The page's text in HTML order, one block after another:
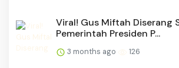
Viral! Gus Miftah Diserang
Pemerintah Presiden P...
3 months ago 126